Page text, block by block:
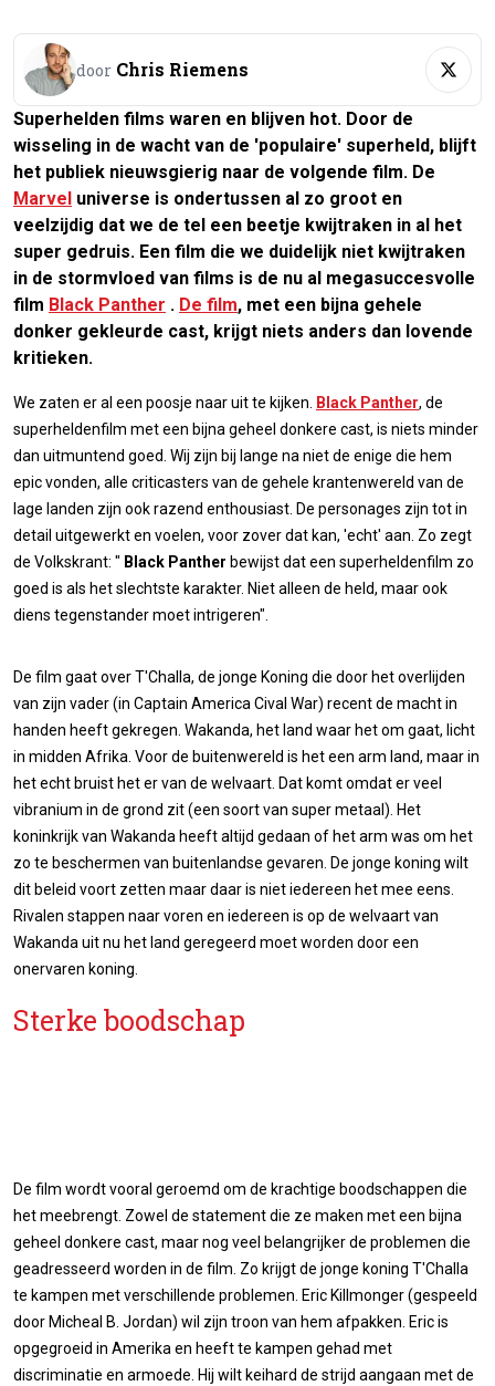
door Chris Riemens
Superhelden films waren en blijven hot. Door de
wisseling in de wacht van de 'populaire' superheld, blijft
het publiek nieuwsgierig naar de volgende film. De
Marvel universe is ondertussen al zo groot en
veelzijdig dat we de tel een beetje kwijtraken in al het
super gedruis. Een film die we duidelijk niet kwijtraken
in de stormvloed van films is de nu al megasuccesvolle
film Black Panther . De film, met een bijna gehele
donker gekleurde cast, krijgt niets anders dan lovende
kritieken.
We zaten er al een poosje naar uit te kijken. Black Panther, de
superheldenfilm met een bijna geheel donkere cast, is niets minder
dan uitmuntend goed. Wij zijn bij lange na niet de enige die hem
epic vonden, alle criticasters van de gehele krantenwereld van de
lage landen zijn ook razend enthousiast. De personages zijn tot in
detail uitgewerkt en voelen, voor zover dat kan, 'echt' aan. Zo zegt
de Volkskrant: " Black Panther bewijst dat een superheldenfilm zo
goed is als het slechtste karakter. Niet alleen de held, maar ook
diens tegenstander moet intrigeren".
De film gaat over T'Challa, de jonge Koning die door het overlijden
van zijn vader (in Captain America Cival War) recent de macht in
handen heeft gekregen. Wakanda, het land waar het om gaat, licht
in midden Afrika. Voor de buitenwereld is het een arm land, maar in
het echt bruist het er van de welvaart. Dat komt omdat er veel
vibranium in de grond zit (een soort van super metaal). Het
koninkrijk van Wakanda heeft altijd gedaan of het arm was om het
zo te beschermen van buitenlandse gevaren. De jonge koning wilt
dit beleid voort zetten maar daar is niet iedereen het mee eens.
Rivalen stappen naar voren en iedereen is op de welvaart van
Wakanda uit nu het land geregeerd moet worden door een
onervaren koning.
Sterke boodschap
De film wordt vooral geroemd om de krachtige boodschappen die
het meebrengt. Zowel de statement die ze maken met een bijna
geheel donkere cast, maar nog veel belangrijker de problemen die
geadresseerd worden in de film. Zo krijgt de jonge koning T'Challa
te kampen met verschillende problemen. Eric Killmonger (gespeeld
door Micheal B. Jordan) wil zijn troon van hem afpakken. Eric is
opgegroeid in Amerika en heeft te kampen gehad met
discriminatie en armoede. Hij wilt keihard de strijd aangaan met de